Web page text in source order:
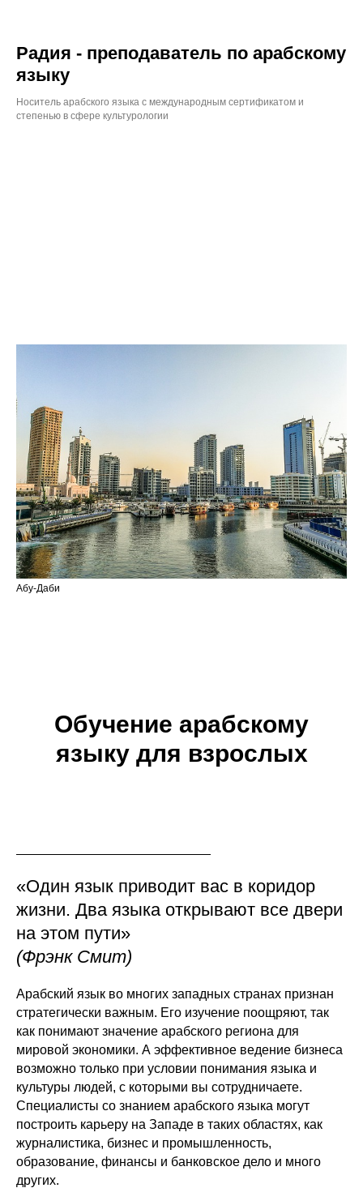
Радия - преподаватель по арабскому
языку
Носитель арабского языка с международным сертификатом и
степенью в сфере культурологии
Абу-Даби
Обучение арабскому
языку для взрослых
«Один язык приводит вас в коридор
жизни. Два языка открывают все двери
на этом пути»
(Фрэнк Смит)
Арабский язык во многих западных странах признан
стратегически важным. Его изучение поощряют, так
как понимают значение арабского региона для
мировой экономики. А эффективное ведение бизнеса
возможно только при условии понимания языка и
культуры людей, с которыми вы сотрудничаете.
Специалисты со знанием арабского языка могут
построить карьеру на Западе в таких областях, как
журналистика, бизнес и промышленность,
образование, финансы и банковское дело и много
других.